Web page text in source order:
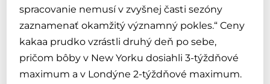
spracovanie nemusí v zvyšnej časti sezóny
zaznamenať okamžitý významný pokles.“ Ceny
kakaa prudko vzrástli druhý deň po sebe,
pričom bôby v New Yorku dosiahli 3-týždňové
maximum a v Londýne 2-týždňové maximum.